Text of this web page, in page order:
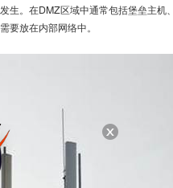
生。在DMZ区域中通常包括堡垒主机
要放在内部网络中。